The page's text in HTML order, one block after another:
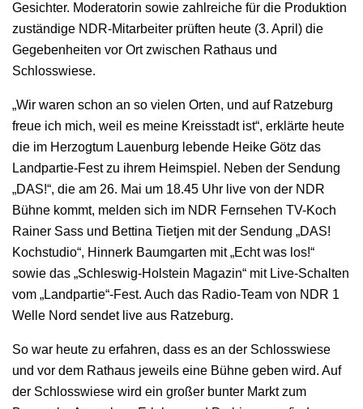
Gesichter. Moderatorin sowie zahlreiche für die Produktion
zuständige NDR-Mitarbeiter prüften heute (3. April) die
Gegebenheiten vor Ort zwischen Rathaus und
Schlosswiese.
„Wir waren schon an so vielen Orten, und auf Ratzeburg
freue ich mich, weil es meine Kreisstadt ist“, erklärte heute
die im Herzogtum Lauenburg lebende Heike Götz das
Landpartie-Fest zu ihrem Heimspiel. Neben der Sendung
„DAS!“, die am 26. Mai um 18.45 Uhr live von der NDR
Bühne kommt, melden sich im NDR Fernsehen TV-Koch
Rainer Sass und Bettina Tietjen mit der Sendung „DAS!
Kochstudio“, Hinnerk Baumgarten mit „Echt was los!“
sowie das „Schleswig-Holstein Magazin“ mit Live-Schalten
vom „Landpartie“-Fest. Auch das Radio-Team von NDR 1
Welle Nord sendet live aus Ratzeburg.
So war heute zu erfahren, dass es an der Schlosswiese
und vor dem Rathaus jeweils eine Bühne geben wird. Auf
der Schlosswiese wird ein großer bunter Markt zum